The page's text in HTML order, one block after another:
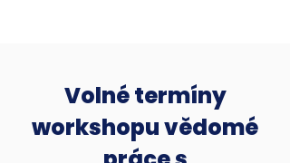
Volné termíny
workshopu vědomé